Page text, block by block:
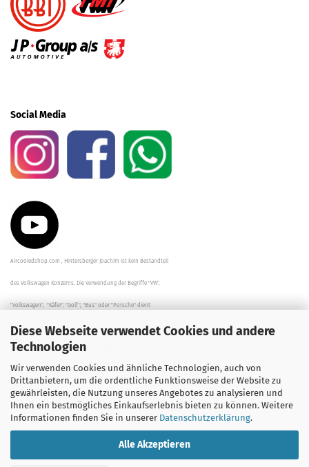
Diese Webseite verwendet Cookies und andere
Technologien
Wir verwenden Cookies und ähnliche Technologien, auch von
Drittanbietern, um die ordentliche Funktionsweise der Website zu
gewährleisten, die Nutzung unseres Angebotes zu analysieren und
Ihnen ein bestmögliches Einkaufserlebnis bieten zu können. Weitere
Informationen finden Sie in unserer Datenschutzerklärung.
Alle Akzeptieren
Social Media
Aircooledshop.com , Hintersberger Joachim ist kein Bestandteil
des Volkswagen Konzerns. Die Verwendung der Begriffe "VW",
"Volkswagen", "Käfer", "Golf", "Bus" oder "Porsche" dient
der Beschreibung der Teile und stellt in keinem Fall eine direkte
Verbindung zu dem Unternehmen "Volkswagen" her/da.
Die Beschreibungen, Zeichnungen und Angaben zur
Verwendung sind sorgfältig überprüft worden.